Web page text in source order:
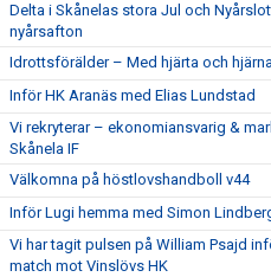
Delta i Skånelas stora Jul och
nyårsafton
Idrottsförälder – Med hjärta och
Inför HK Aranäs med Elias Lundstad
Vi rekryterar – ekonomiansvarig &
Skånela IF
Välkomna på höstlovshandboll v44
Inför Lugi hemma med Simon
Vi har tagit pulsen på William Psajd
match mot Vinslövs HK